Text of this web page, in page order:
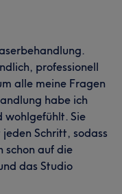
professionell
alle meine Fragen
habe ich
wohlgefühlt. Sie
Schritt, sodass
schon auf die
das Studio